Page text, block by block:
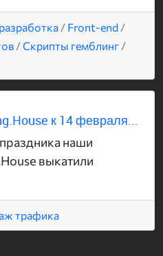
/ Front-end /
/Скрипты гемблинг /
к 14 февраля...
наши
выкатили
трафика